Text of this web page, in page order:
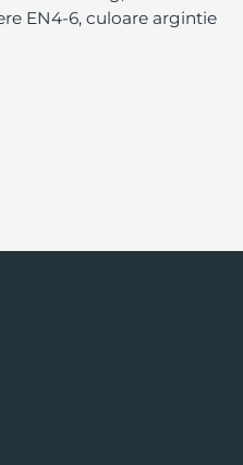
EN4-6, culoare argintie